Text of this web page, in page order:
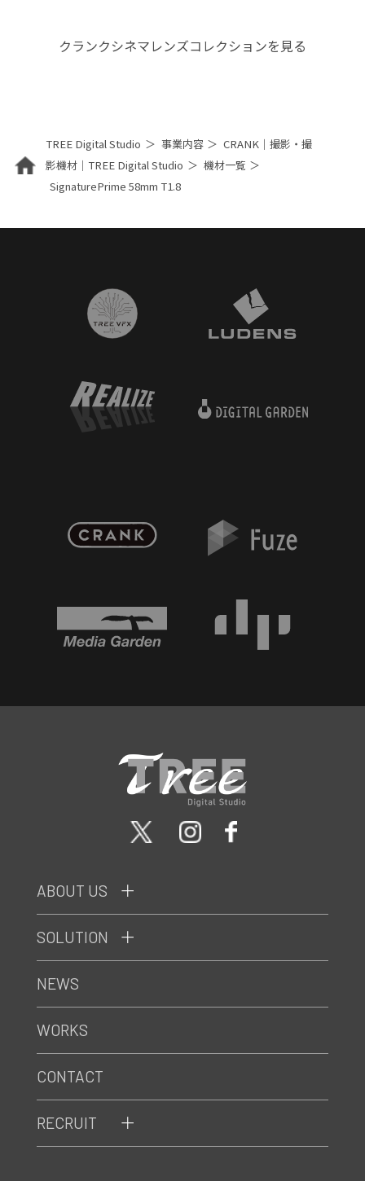
クランクシネマレンズコレクションを見る
TREE Digital Studio 事業内容
CRANK｜撮影・撮
影機材｜TREE Digital Studio
機材一覧
SignaturePrime 58mm T1.8
ABOUT US
SOLUTION
RECRUIT
NEWS
WORKS
CONTACT